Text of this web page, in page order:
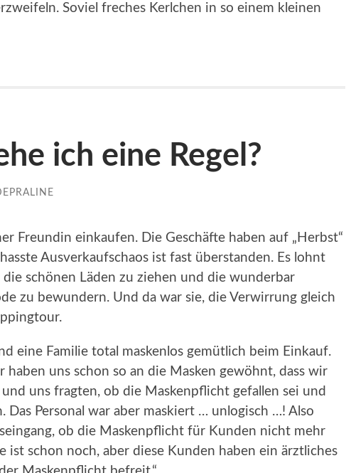
Soviel freches Kerlchen in so einem kleinen
ich eine Regel?
Freundin einkaufen. Die Geschäfte haben auf „Herbst“
Ausverkaufschaos ist fast überstanden. Es lohnt
schönen Läden zu ziehen und die wunderbar
zu bewundern. Und da war sie, die Verwirrung gleich
eine Familie total maskenlos gemütlich beim Einkauf.
haben uns schon so an die Masken gewöhnt, dass wir
uns fragten, ob die Maskenpflicht gefallen sei und
Das Personal war aber maskiert … unlogisch …! Also
ob die Maskenpflicht für Kunden nicht mehr
ist schon noch, aber diese Kunden haben ein ärztliches